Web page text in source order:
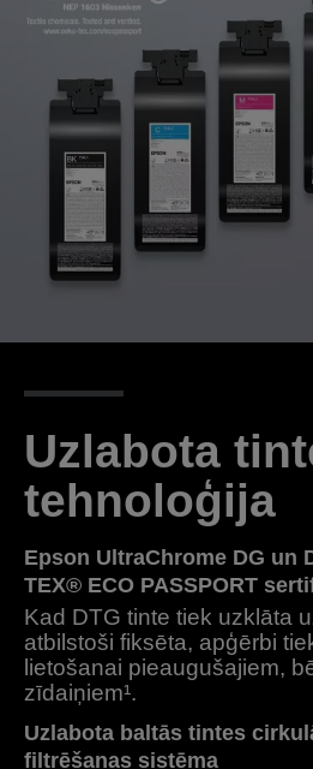
Uzlabota
tehnoloģija
Epson UltraChrome DG un
TEX® ECO PASSPORT
Kad DTG tinte tiek uzklāta
atbilstoši fiksēta, apģērbi
lietošanai pieaugušajiem,
zīdaiņiem¹.
Uzlabota baltās tintes
filtrēšanas sistēma